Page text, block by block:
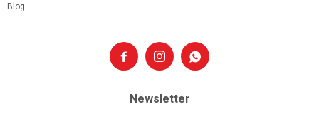
  
Blog
Newsletter